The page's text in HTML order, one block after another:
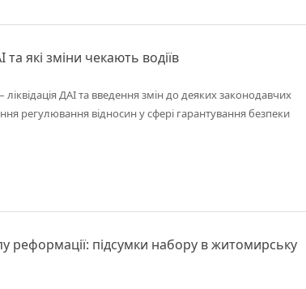
які зміни чекають водіїв
ліквідація ДАІ та введення змін до деяких законодавчих
регулювання відносин у сфері гарантування безпеки
реформації: підсумки набору в житомирську